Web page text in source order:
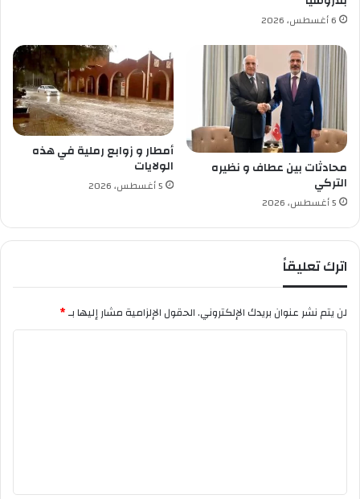
ي
ا
ر
ا
ل
ج
د
ا
ر
6 أغسطس، 2026
محادثات بين عطاف و نظيره
التركي
5 أغسطس، 2026
أمطار و زوابع رملية في هذه
الولايات
5 أغسطس، 2026
اترك تعليقاً
لن يتم نشر عنوان بريدك الإلكتروني.الحقول الإلزامية مشار إليها بـ*